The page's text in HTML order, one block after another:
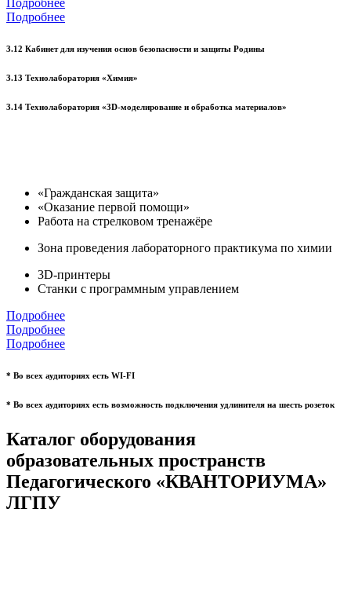
Подробнее
Подробнее
3.12 Кабинет для изучения основ безопасности и защиты Родины
3.13 Технолаборатория «Химия»
3.14 Технолаборатория «3D-моделирование и обработка материалов»
«Гражданская защита»
«Оказание первой помощи»
Работа на стрелковом тренажёре
Зона проведения лабораторного практикума по химии
3D-принтеры
Станки с программным управлением
Подробнее
Подробнее
Подробнее
* Во всех аудиториях есть WI-FI
* Во всех аудиториях есть возможность подключения удлинителя на шесть розеток
Каталог оборудования
образовательных пространств
Педагогического «КВАНТОРИУМА»
ЛГПУ